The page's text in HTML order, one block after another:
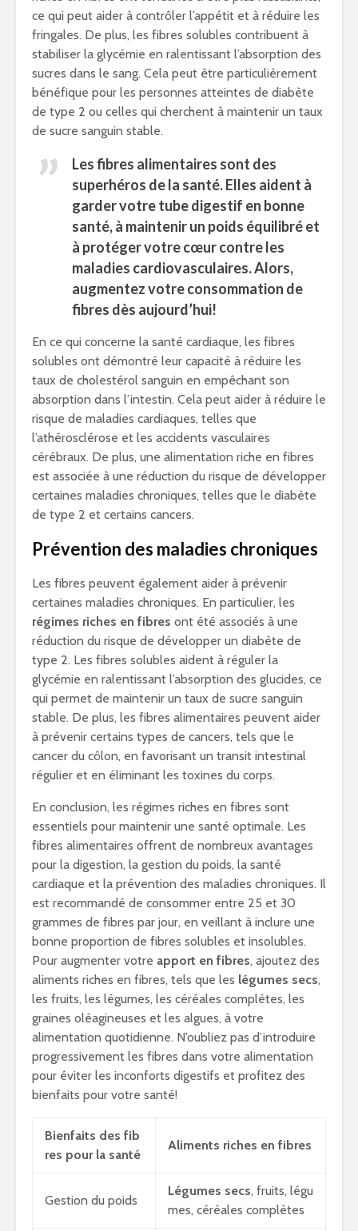
ce qui peut aider à contrôler l’appétit et à réduire les
fringales. De plus, les fibres solubles contribuent à
stabiliser la glycémie en ralentissant l’absorption des
sucres dans le sang. Cela peut être particulièrement
bénéfique pour les personnes atteintes de diabète
de type 2 ou celles qui cherchent à maintenir un taux
de sucre sanguin stable.
Les fibres alimentaires sont des
superhéros de la santé. Elles aident à
garder votre tube digestif en bonne
santé, à maintenir un poids équilibré et
à protéger votre cœur contre les
maladies cardiovasculaires. Alors,
augmentez votre consommation de
fibres dès aujourd’hui!
En ce qui concerne la santé cardiaque, les fibres
solubles ont démontré leur capacité à réduire les
taux de cholestérol sanguin en empêchant son
absorption dans l’intestin. Cela peut aider à réduire le
risque de maladies cardiaques, telles que
l’athérosclérose et les accidents vasculaires
cérébraux. De plus, une alimentation riche en fibres
est associée à une réduction du risque de développer
certaines maladies chroniques, telles que le diabète
de type 2 et certains cancers.
Prévention des maladies chroniques
Les fibres peuvent également aider à prévenir
certaines maladies chroniques. En particulier, les
régimes riches en fibres ont été associés à une
réduction du risque de développer un diabète de
type 2. Les fibres solubles aident à réguler la
glycémie en ralentissant l’absorption des glucides, ce
qui permet de maintenir un taux de sucre sanguin
stable. De plus, les fibres alimentaires peuvent aider
à prévenir certains types de cancers, tels que le
cancer du côlon, en favorisant un transit intestinal
régulier et en éliminant les toxines du corps.
En conclusion, les régimes riches en fibres sont
essentiels pour maintenir une santé optimale. Les
fibres alimentaires offrent de nombreux avantages
pour la digestion, la gestion du poids, la santé
cardiaque et la prévention des maladies chroniques. Il
est recommandé de consommer entre 25 et 30
grammes de fibres par jour, en veillant à inclure une
bonne proportion de fibres solubles et insolubles.
Pour augmenter votre apport en fibres, ajoutez des
aliments riches en fibres, tels que les légumes secs,
les fruits, les légumes, les céréales complètes, les
graines oléagineuses et les algues, à votre
alimentation quotidienne. N’oubliez pas d’introduire
progressivement les fibres dans votre alimentation
pour éviter les inconforts digestifs et profitez des
bienfaits pour votre santé!
Bienfaits des fib
res pour la santé
Aliments riches en fibres
Gestion du poids
Légumes secs, fruits, légu
mes, céréales complètes